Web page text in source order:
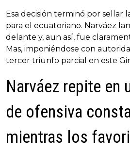
Esa decisión terminó por sellar
para el ecuatoriano. Narváez
delante y, aun así, fue
Mas, imponiéndose con
tercer triunfo parcial en este
Narváez repite en
de ofensiva
mientras los